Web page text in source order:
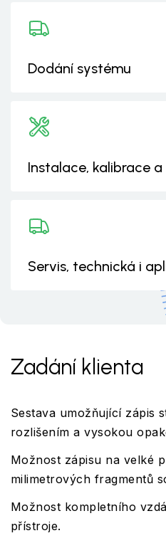
Dodání systému
Instalace, kalibrace
Servis, technická i
Zadání klienta
Sestava umožňující zápis
rozlišením a vysokou
Možnost zápisu na velké
milimetrových fragmentů
Možnost kompletního
přístroje.